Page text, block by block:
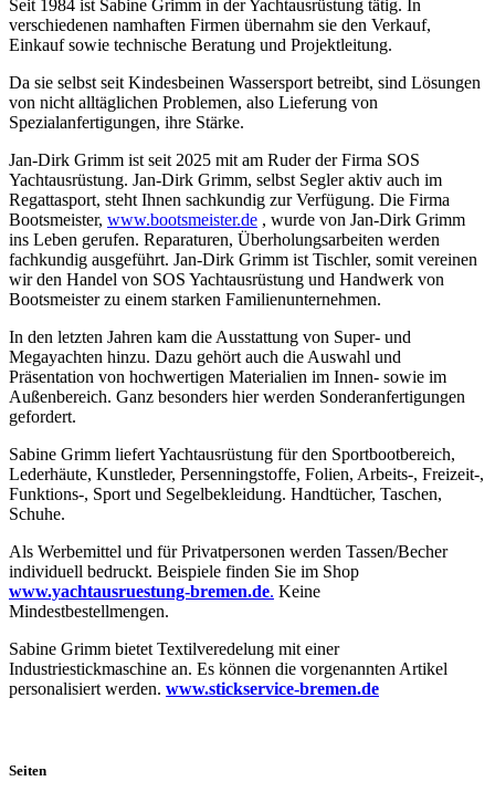
Seit 1984 ist Sabine Grimm in der Yachtausrüstung tätig. In
verschiedenen namhaften Firmen übernahm sie den Verkauf,
Einkauf sowie technische Beratung und Projektleitung.
Da sie selbst seit Kindesbeinen Wassersport betreibt, sind Lösungen
von nicht alltäglichen Problemen, also Lieferung von
Spezialanfertigungen, ihre Stärke.
Jan-Dirk Grimm ist seit 2025 mit am Ruder der Firma SOS
Yachtausrüstung. Jan-Dirk Grimm, selbst Segler aktiv auch im
Regattasport, steht Ihnen sachkundig zur Verfügung. Die Firma
Bootsmeister, www.bootsmeister.de , wurde von Jan-Dirk Grimm
ins Leben gerufen. Reparaturen, Überholungsarbeiten werden
fachkundig ausgeführt. Jan-Dirk Grimm ist Tischler, somit vereinen
wir den Handel von SOS Yachtausrüstung und Handwerk von
Bootsmeister zu einem starken Familienunternehmen.
In den letzten Jahren kam die Ausstattung von Super- und
Megayachten hinzu. Dazu gehört auch die Auswahl und
Präsentation von hochwertigen Materialien im Innen- sowie im
Außenbereich. Ganz besonders hier werden Sonderanfertigungen
gefordert.
Sabine Grimm liefert Yachtausrüstung für den Sportbootbereich,
Lederhäute, Kunstleder, Persenningstoffe, Folien, Arbeits-, Freizeit-,
Funktions-, Sport und Segelbekleidung. Handtücher, Taschen,
Schuhe.
Als Werbemittel und für Privatpersonen werden Tassen/Becher
individuell bedruckt. Beispiele finden Sie im Shop
www.yachtausruestung-bremen.de. Keine
Mindestbestellmengen.
Sabine Grimm bietet Textilveredelung mit einer
Industriestickmaschine an. Es können die vorgenannten Artikel
personalisiert werden. www.stickservice-bremen.de
Seiten